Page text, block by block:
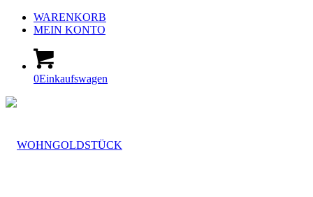
WARENKORB
MEIN KONTO
0Einkaufswagen